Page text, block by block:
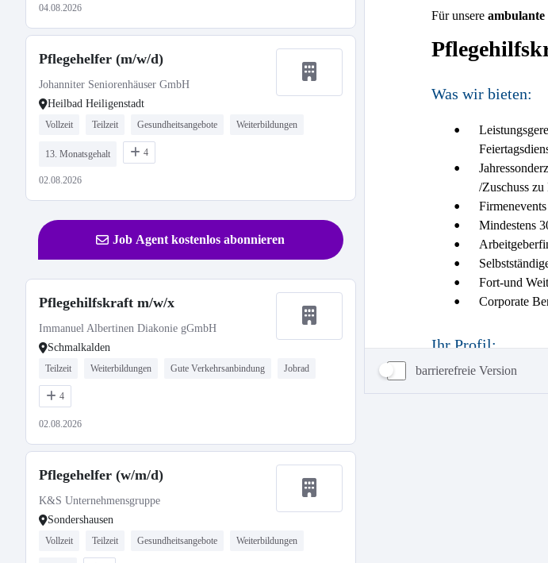
04.08.2026
Pflegehelfer (m/w/d)
Johanniter Seniorenhäuser GmbH
Heilbad Heiligenstadt
Vollzeit Teilzeit Gesundheitsangebote Weiterbildungen
13. Monatsgehalt 4
02.08.2026
Job Agent kostenlos abonnieren
Pflegehilfskraft m/w/x
Immanuel Albertinen Diakonie gGmbH
Schmalkalden
Teilzeit Weiterbildungen Gute Verkehrsanbindung Jobrad
4
02.08.2026
Pflegehelfer (w/m/d)
K&S Unternehmensgruppe
Sondershausen
Vollzeit Teilzeit Gesundheitsangebote Weiterbildungen
barrierefreie Version